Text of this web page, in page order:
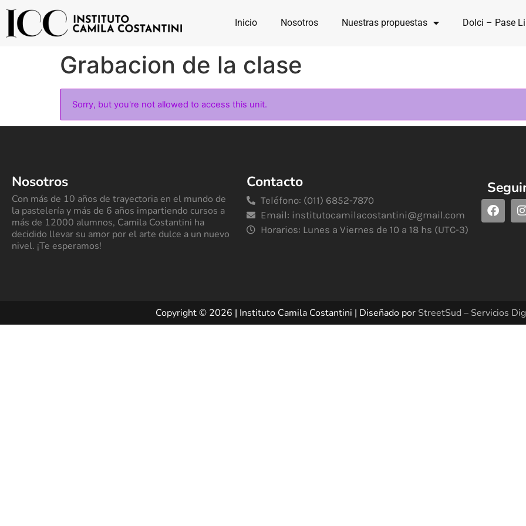
Inicio Nosotros Nuestras propuestas Dolci – Pase
Grabacion de la clase
Sorry, but you're not allowed to access this unit.
Nosotros
Con más de 10 años de trayectoria en el mundo de
la pastelería y más de 6 años impartiendo cursos a
más de 12000 alumnos, Camila Costantini ha
decidido llevar su amor por el arte dulce a un nuevo
nivel. ¡Te esperamos!
Contacto
Teléfono: (011) 6852-7870
Email: institutocamilacostantini@gmail.com
Horarios: Lunes a Viernes de 10 a 18 hs (UTC-3)
Copyright © 2026 | Instituto Camila Costantini | Diseñado por StreetSud – Servicios